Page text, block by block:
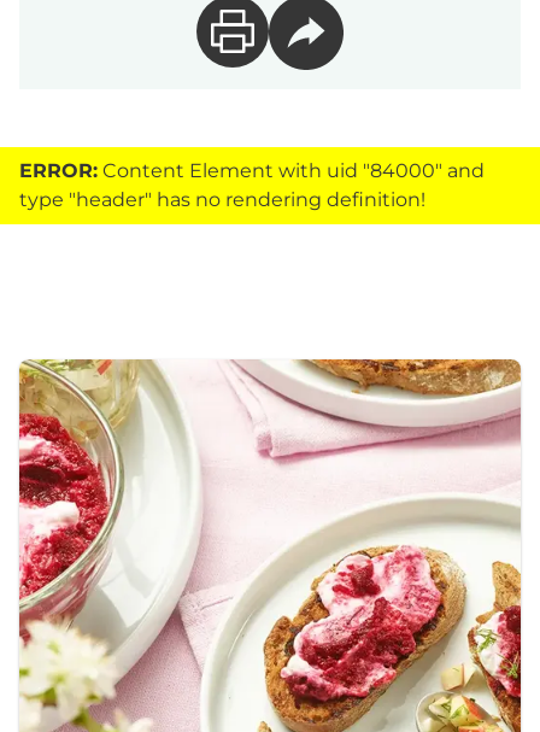
ERROR: Content Element with uid "84000" and
type "header" has no rendering definition!